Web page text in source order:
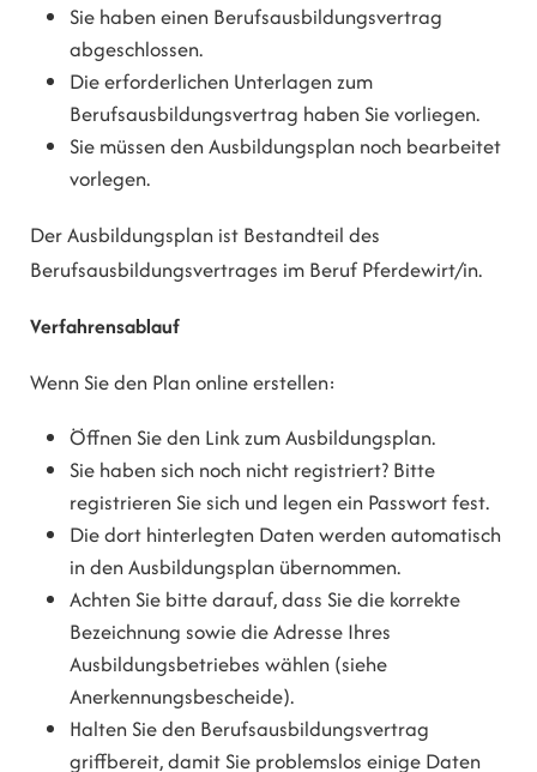
Sie haben einen Berufsausbildungsvertrag
abgeschlossen.
Die erforderlichen Unterlagen zum
Berufsausbildungsvertrag haben Sie vorliegen.
Sie müssen den Ausbildungsplan noch bearbeitet
vorlegen.
Der Ausbildungsplan ist Bestandteil des
Berufsausbildungsvertrages im Beruf Pferdewirt/in.
Verfahrensablauf
Wenn Sie den Plan online erstellen:
Öffnen Sie den Link zum Ausbildungsplan.
Sie haben sich noch nicht registriert? Bitte
registrieren Sie sich und legen ein Passwort fest.
Die dort hinterlegten Daten werden automatisch
in den Ausbildungsplan übernommen.
Achten Sie bitte darauf, dass Sie die korrekte
Bezeichnung sowie die Adresse Ihres
Ausbildungsbetriebes wählen (siehe
Anerkennungsbescheide).
Halten Sie den Berufsausbildungsvertrag
griffbereit, damit Sie problemslos einige Daten